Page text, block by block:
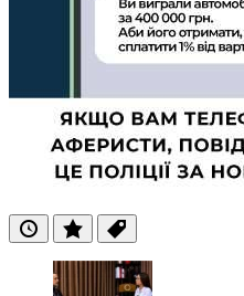
ОстанніПопулярні
Теги